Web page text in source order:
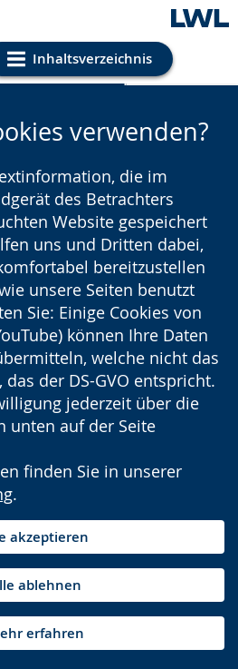
Inhaltsverzeichnis
Einstellungen
verwenden?
die im
des Betrachters
Website gespeichert
uns und Dritten dabei,
bereitzustellen
unsere Seiten benutzt
Sie: Einige Cookies von
können Ihre Daten
welche nicht das
der DS-GVO entspricht.
jederzeit über die
unten auf der Seite
finden Sie in unserer
.
akzeptieren
ablehnen
erfahren